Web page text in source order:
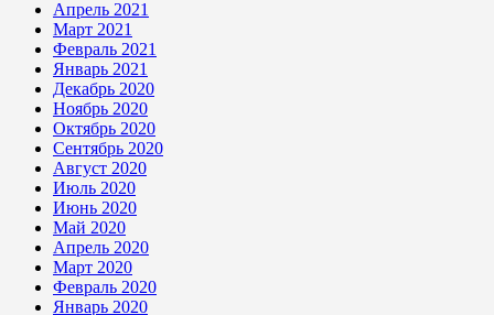
Апрель 2021
Март 2021
Февраль 2021
Январь 2021
Декабрь 2020
Ноябрь 2020
Октябрь 2020
Сентябрь 2020
Август 2020
Июль 2020
Июнь 2020
Май 2020
Апрель 2020
Март 2020
Февраль 2020
Январь 2020